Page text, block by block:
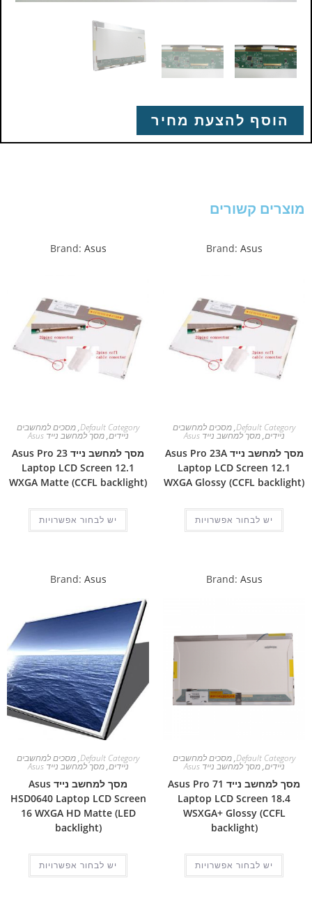
הוסף להצעת מחיר
מוצרים קשורים
Brand: Asus
Default Category
,מסכים למחשבים
ניידים,מסך למחשב נייד Asus
מסך למחשב נייד Asus Pro 23A
Laptop LCD Screen 12.1
WXGA Glossy (CCFL backlight)
יש לבחור אפשרויות
Brand: Asus
Default Category
,מסכים למחשבים
ניידים,מסך למחשב נייד Asus
מסך למחשב נייד Asus Pro 23
Laptop LCD Screen 12.1
WXGA Matte (CCFL backlight)
יש לבחור אפשרויות
Brand: Asus
Default Category
,מסכים למחשבים
ניידים,מסך למחשב נייד Asus
מסך למחשב נייד Asus Pro 71
Laptop LCD Screen 18.4
WSXGA+ Glossy (CCFL
backlight)
יש לבחור אפשרויות
Brand: Asus
Default Category
,מסכים למחשבים
ניידים,מסך למחשב נייד Asus
מסך למחשב נייד Asus
HSD0640 Laptop LCD Screen
16 WXGA HD Matte (LED
backlight)
יש לבחור אפשרויות